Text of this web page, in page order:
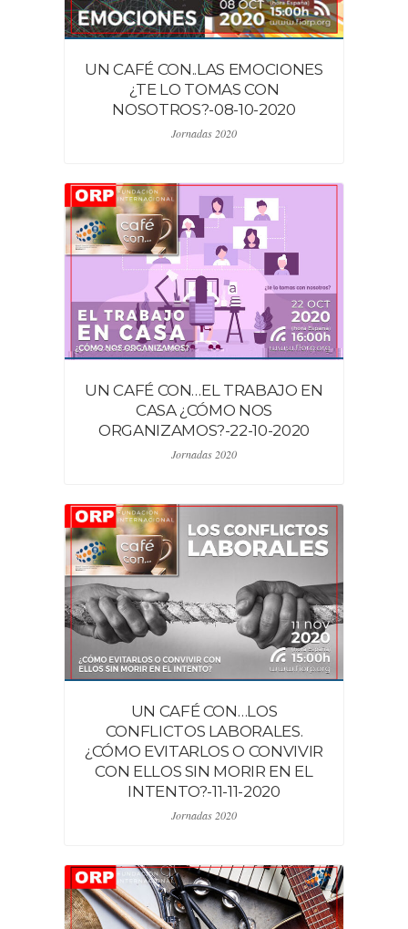
UN CAFÉ CON..LAS EMOCIONES
¿TE LO TOMAS CON
NOSOTROS?-08-10-2020
Jornadas 2020
UN CAFÉ CON…EL TRABAJO EN
CASA ¿CÓMO NOS
ORGANIZAMOS?-22-10-2020
Jornadas 2020
UN CAFÉ CON…LOS
CONFLICTOS LABORALES.
¿CÓMO EVITARLOS O CONVIVIR
CON ELLOS SIN MORIR EN EL
INTENTO?-11-11-2020
Jornadas 2020